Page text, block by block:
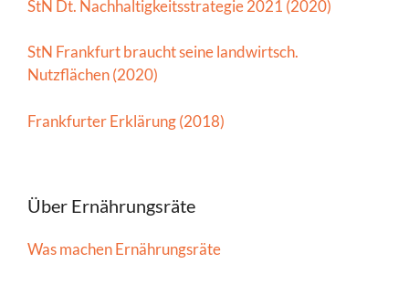
StN Dt. Nachhaltigkeitsstrategie 2021 (2020)
StN Frankfurt braucht seine landwirtsch.
Nutzflächen (2020)
Frankfurter Erklärung (2018)
Über Ernährungsräte
Was machen Ernährungsräte